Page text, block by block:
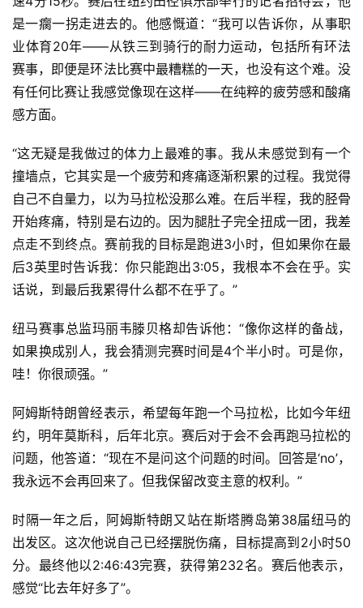
是一瘸一拐走进去的。他感慨道：“我可以告诉你，从事职
业体育20年——从铁三到骑行的耐力运动，包括所有环法
赛事，即便是环法比赛中最糟糕的一天，也没有这个难。没
有任何比赛让我感觉像现在这样——在纯粹的疲劳感和酸痛
感方面。
“这无疑是我做过的体力上最难的事。我从未感觉到有一个
撞墙点，它其实是一个疲劳和疼痛逐渐积累的过程。我觉得
自己不自量力，以为马拉松没那么难。在后半程，我的胫骨
开始疼痛，特别是右边的。因为腿肚子完全扭成一团，我差
点走不到终点。赛前我的目标是跑进3小时，但如果你在最
后3英里时告诉我：你只能跑出3:05，我根本不会在乎。实
话说，到最后我累得什么都不在乎了。”
纽马赛事总监玛丽韦滕贝格却告诉他：“像你这样的备战，
如果换成别人，我会猜测完赛时间是4个半小时。可是你，
哇！你很顽强。”
阿姆斯特朗曾经表示，希望每年跑一个马拉松，比如今年纽
约，明年莫斯科，后年北京。赛后对于会不会再跑马拉松的
问题，他答道：“现在不是问这个问题的时间。回答是‘no’，
我永远不会再回来了。但我保留改变主意的权利。”
时隔一年之后，阿姆斯特朗又站在斯塔腾岛第38届纽马的
出发区。这次他说自己已经摆脱伤痛，目标提高到2小时50
分。最终他以2:46:43完赛，获得第232名。赛后他表示，
感觉“比去年好多了”。